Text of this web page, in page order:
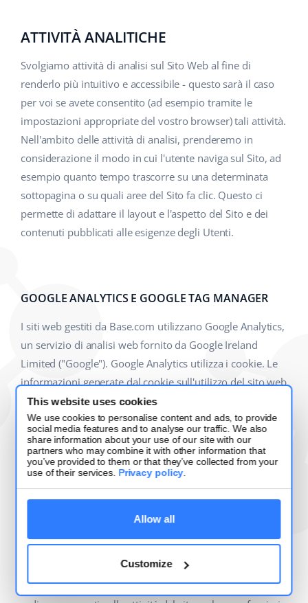
This website uses cookies
We use cookies to personalise content and ads, to provide
social media features and to analyse our traffic. We also
share information about your use of our site with our
partners who may combine it with other information that
you’ve provided to them or that they’ve collected from your
use of their services. Privacy policy.
Allow all
Customize
ATTIVITÀ ANALITICHE
Svolgiamo attività di analisi sul Sito Web al fine di
renderlo più intuitivo e accessibile - questo sarà il caso
per voi se avete consentito (ad esempio tramite le
impostazioni appropriate del vostro browser) tali attività.
Nell'ambito delle attività di analisi, prenderemo in
considerazione il modo in cui l'utente naviga sul Sito, ad
esempio quanto tempo trascorre su una determinata
sottopagina o su quali aree del Sito fa clic. Questo ci
permette di adattare il layout e l'aspetto del Sito e dei
contenuti pubblicati alle esigenze degli Utenti.
GOOGLE ANALYTICS E GOOGLE TAG MANAGER
I siti web gestiti da Base.com utilizzano Google Analytics,
un servizio di analisi web fornito da Google Ireland
Limited ("Google"). Google Analytics utilizza i cookie. Le
informazioni generate dal cookie sull'utilizzo del sito web
da parte dell'utente vengono solitamente trasferite a un
server di Google negli Stati Uniti e lì memorizzate.
Tuttavia, a causa dell'attivazione dell'anonimizzazione
dell'IP su questi siti web, il vostro indirizzo IP viene
preventivamente troncato da Google negli Stati membri
dell'Unione europea o in altri Stati contraenti
dell'Accordo sullo Spazio economico europeo. Solo in
server di Google negli Stati Uniti e lì abbreviato. Per
nostro conto, Google utilizzerà queste informazioni per
valutare l'utilizzo del sito web da parte degli utenti, per